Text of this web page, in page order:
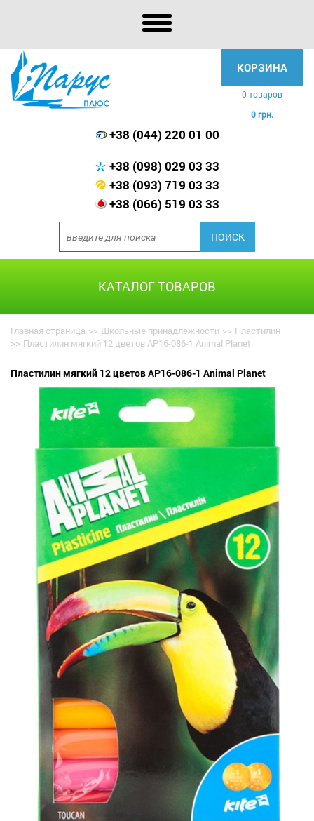
КОРЗИНА
0 товаров
0 грн.
+38 (044) 220 01 00
+38 (098) 029 03 33
+38 (093) 719 03 33
+38 (066) 519 03 33
КАТАЛОГ ТОВАРОВ
Главная страница >> Школьные принадлежности >> Пластилин
>> Пластилин мягкий 12 цветов AP16-086-1 Animal Planet
Пластилин мягкий 12 цветов AP16-086-1 Animal Planet